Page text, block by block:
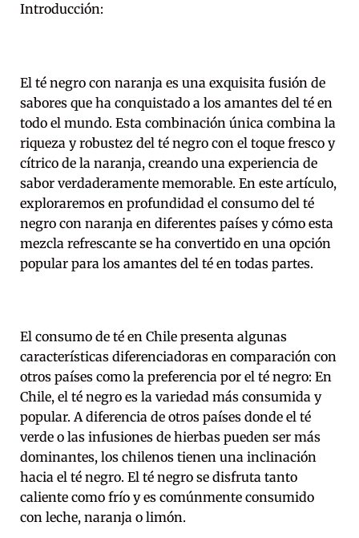
Introducción:
El té negro con naranja es una exquisita fusión de
sabores que ha conquistado a los amantes del té en
todo el mundo. Esta combinación única combina la
riqueza y robustez del té negro con el toque fresco y
cítrico de la naranja, creando una experiencia de
sabor verdaderamente memorable. En este artículo,
exploraremos en profundidad el consumo del té
negro con naranja en diferentes países y cómo esta
mezcla refrescante se ha convertido en una opción
popular para los amantes del té en todas partes.
El consumo de té en Chile presenta algunas
características diferenciadoras en comparación con
otros países como la preferencia por el té negro: En
Chile, el té negro es la variedad más consumida y
popular. A diferencia de otros países donde el té
verde o las infusiones de hierbas pueden ser más
dominantes, los chilenos tienen una inclinación
hacia el té negro. El té negro se disfruta tanto
caliente como frío y es comúnmente consumido
con leche, naranja o limón.